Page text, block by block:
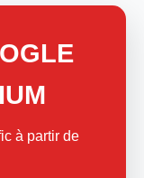
à partir de